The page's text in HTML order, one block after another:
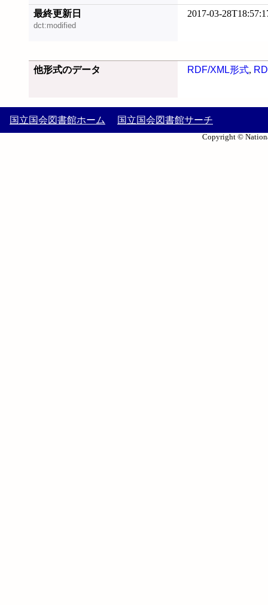
最終更新日
dct:modified
2017-03-
他形式のデータ RDF/XML形式,
国立国会図書館ホーム 国立国会図書館サーチ
Copyright ©